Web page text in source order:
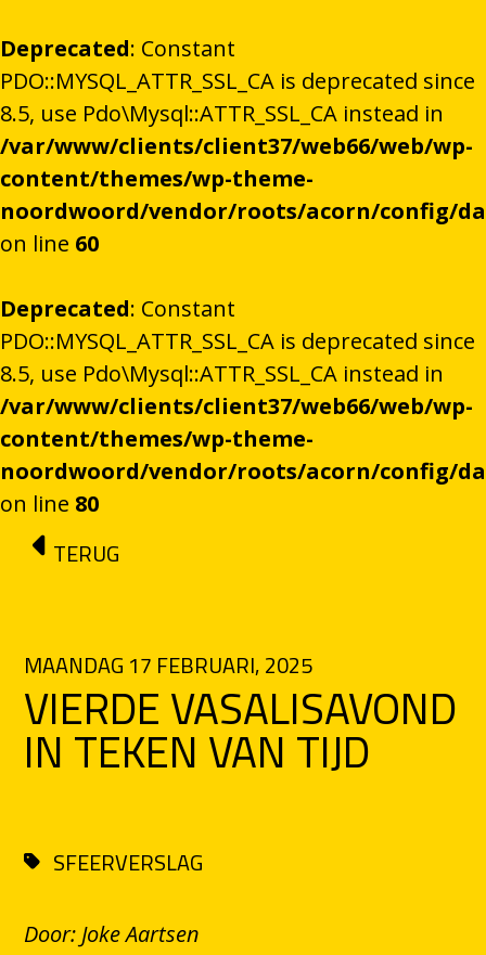
Deprecated: Constant
PDO::MYSQL_ATTR_SSL_CA is deprecated since
8.5, use Pdo\Mysql::ATTR_SSL_CA instead in
/var/www/clients/client37/web66/web/wp-
content/themes/wp-theme-
noordwoord/vendor/roots/acorn/config/
on line 60
Deprecated: Constant
PDO::MYSQL_ATTR_SSL_CA is deprecated since
8.5, use Pdo\Mysql::ATTR_SSL_CA instead in
/var/www/clients/client37/web66/web/wp-
content/themes/wp-theme-
noordwoord/vendor/roots/acorn/config/
on line 80
Ga naar de inhoud
TERUG
MAANDAG 17 FEBRUARI, 2025
VIERDE VASALISAVOND
IN TEKEN VAN TIJD
SFEERVERSLAG
Door: Joke Aartsen